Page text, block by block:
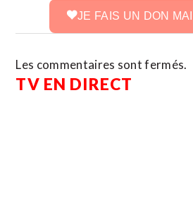
JE FAIS UN DON
Les commentaires sont fermés.
TV EN DIRECT